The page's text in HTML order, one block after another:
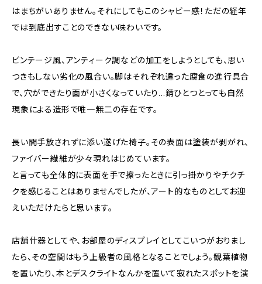
はまちがいありません。それにしてもこのシャビー感！ただの経年
では到底出すことのできない味わいです。
ビンテージ風、アンティーク調などの加工をしようとしても、思い
つきもしない劣化の風合い。脚はそれぞれ違った腐食の進行具合
で、穴ができたり面が小さくなっていたり...錆ひとつとっても自然
現象による造形で唯一無二の存在です。
長い間手放されずに添い遂げた椅子。その表面は塗装が剥がれ、
ファイバー繊維が少々現れはじめています。
と言っても全体的に表面を手で擦ったときに引っ掛かりやチクチ
クを感じることはありませんでしたが、アート的なものとしてお迎
えいただけたらと思います。
店舗什器としてや、お部屋のディスプレイとしてこいつがおりまし
たら、その空間はもう上級者の風格となることでしょう。観葉植物
を置いたり、本とデスクライトなんかを置いて寂れたスポットを演